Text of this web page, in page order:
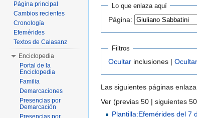
Lo que enlaza aquí
Página:
Filtros
Ocultar inclusiones | Ocultar
Las siguientes páginas
Ver (previas 50 | siguientes
Plantilla:Efemérides del 7
Página principal
Cambios recientes
Cronología
Efemérides
Textos de Calasanz
Enciclopedia
Portal de la
Enciclopedia
Familia
Demarcaciones
Presencias por
Demarcación
Presencias por